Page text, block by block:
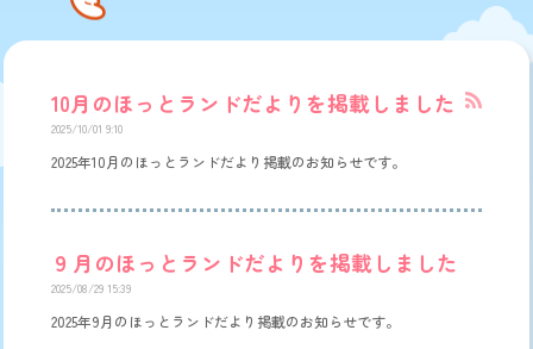
10月のほっとランドだよりを掲載しました
2025/10/01 9:10
2025年10月のほっとランドだより掲載のお知らせです。
９月のほっとランドだよりを掲載しました
2025/08/29 15:39
2025年9月のほっとランドだより掲載のお知らせです。